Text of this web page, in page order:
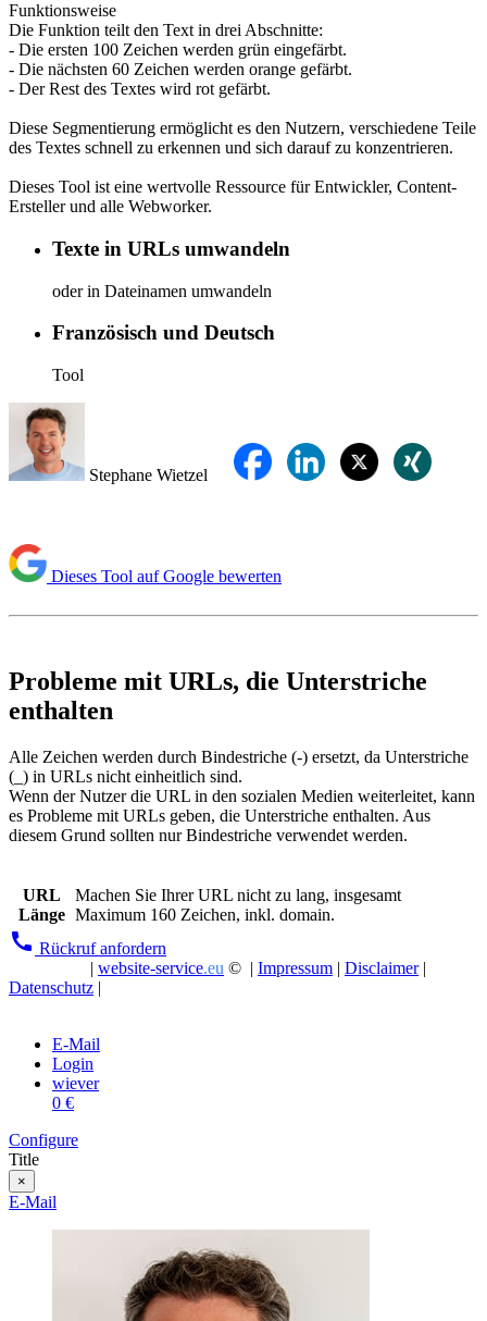
Funktionsweise
Die Funktion teilt den Text in drei Abschnitte:
- Die ersten 100 Zeichen werden grün eingefärbt.
- Die nächsten 60 Zeichen werden orange gefärbt.
- Der Rest des Textes wird rot gefärbt.
Diese Segmentierung ermöglicht es den Nutzern, verschiedene Teile
des Textes schnell zu erkennen und sich darauf zu konzentrieren.
Dieses Tool ist eine wertvolle Ressource für Entwickler, Content-
Ersteller und alle Webworker.
Texte in URLs umwandeln
oder in Dateinamen umwandeln
Französisch und Deutsch
Tool
Stephane Wietzel
Dieses Tool auf Google bewerten
Probleme mit URLs, die Unterstriche
enthalten
Alle Zeichen werden durch Bindestriche (-) ersetzt, da Unterstriche
(_) in URLs nicht einheitlich sind.
Wenn der Nutzer die URL in den sozialen Medien weiterleitet, kann
es Probleme mit URLs geben, die Unterstriche enthalten. Aus
diesem Grund sollten nur Bindestriche verwendet werden.
URL
Länge
Machen Sie Ihrer URL nicht zu lang, insgesamt
Maximum 160 Zeichen, inkl. domain.
call Rückruf anfordern
| website-service.eu © | Impressum | Disclaimer|
Datenschutz |
E-Mail
Login
wiever
0 €
Configure
Title
×
E-Mail